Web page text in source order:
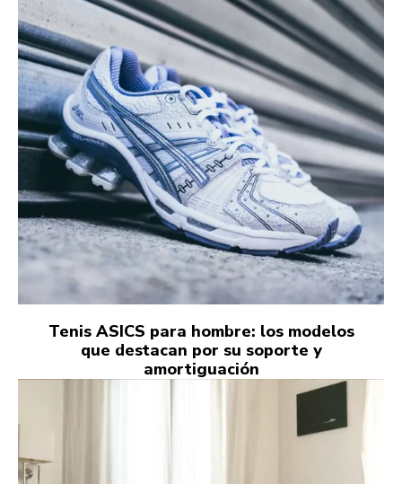
Tenis ASICS para hombre: los modelos
que destacan por su soporte y
amortiguación